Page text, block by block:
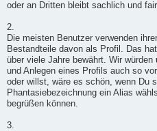
oder an Dritten bleibt sachlich und
2.
Die meisten Benutzer verwenden
Bestandteile davon als Profil. Das
über viele Jahre bewährt. Wir
und Anlegen eines Profils auch so
oder willst, wäre es schön, wenn Du
Phantasiebezeichnung ein Alias
begrüßen können.
3.